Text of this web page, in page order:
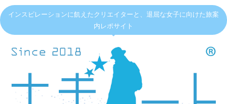
インスピレーションに飢えたクリエイターと、退屈な女子に向けた旅案
内レポサイト